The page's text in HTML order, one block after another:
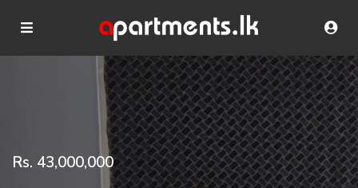
Rs. 43,000,000